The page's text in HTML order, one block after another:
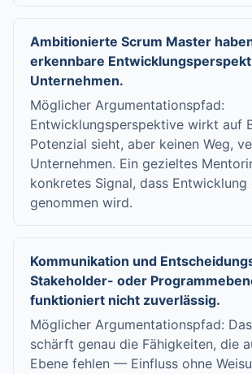
Ambitionierte Scrum Master
erkennbare
Unternehmen.
Möglicher Argumentationspfad:
Entwicklungsperspektive wirkt auf
Potenzial sieht, aber keinen Weg,
Unternehmen. Ein gezieltes
konkretes Signal, dass Entwicklung
genommen wird.
Kommunikation und
Stakeholder- oder
funktioniert nicht zuverlässig.
Möglicher Argumentationspfad:
schärft genau die Fähigkeiten, die
Ebene fehlen — Einfluss ohne